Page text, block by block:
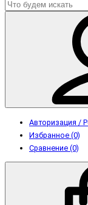
Авторизация /
Избранное (0)
Сравнение (0)